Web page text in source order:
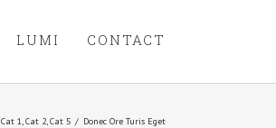
LUMI CONTACT
Cat 1,Cat 2,Cat 5 / Donec Ore Turis Eget